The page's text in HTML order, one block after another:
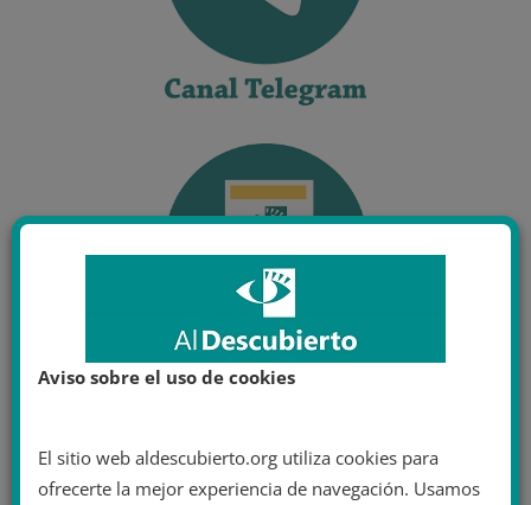
Aviso sobre el uso de cookies
El sitio web aldescubierto.org utiliza cookies para
ofrecerte la mejor experiencia de navegación. Usamos